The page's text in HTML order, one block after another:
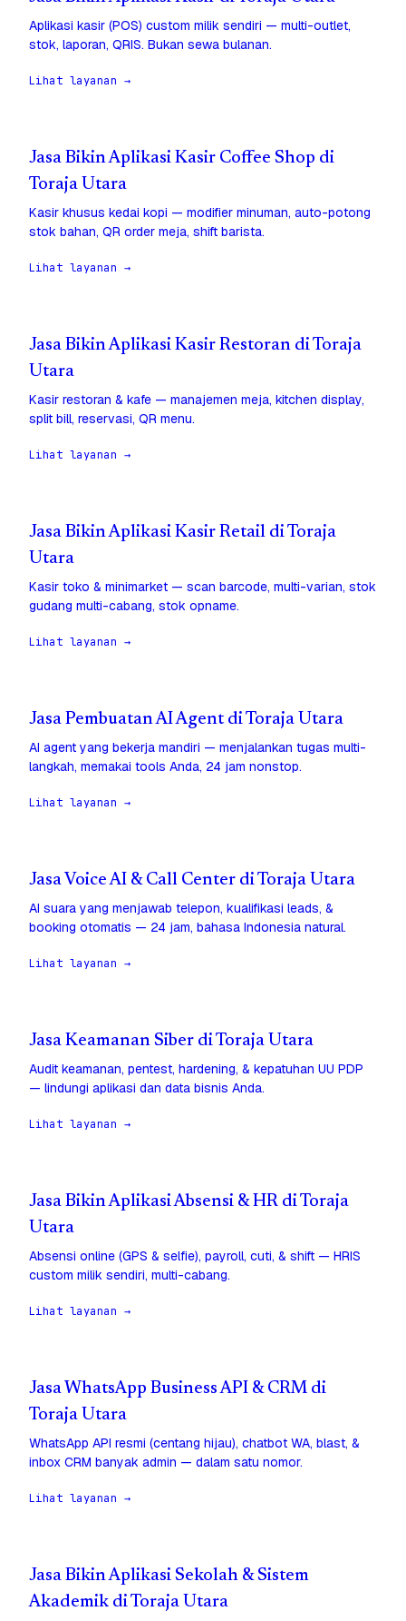
Aplikasi kasir (POS) custom milik sendiri — multi-outlet,
stok, laporan, QRIS. Bukan sewa bulanan.
Lihat layanan →
Jasa Bikin Aplikasi Kasir Coffee Shop di
Toraja Utara
Kasir khusus kedai kopi — modifier minuman, auto-potong
stok bahan, QR order meja, shift barista.
Lihat layanan →
Jasa Bikin Aplikasi Kasir Restoran di Toraja
Utara
Kasir restoran & kafe — manajemen meja, kitchen display,
split bill, reservasi, QR menu.
Lihat layanan →
Jasa Bikin Aplikasi Kasir Retail di Toraja
Utara
Kasir toko & minimarket — scan barcode, multi-varian, stok
gudang multi-cabang, stok opname.
Lihat layanan →
Jasa Pembuatan AI Agent di Toraja Utara
AI agent yang bekerja mandiri — menjalankan tugas multi-
langkah, memakai tools Anda, 24 jam nonstop.
Lihat layanan →
Jasa Voice AI & Call Center di Toraja Utara
AI suara yang menjawab telepon, kualifikasi leads, &
booking otomatis — 24 jam, bahasa Indonesia natural.
Lihat layanan →
Jasa Keamanan Siber di Toraja Utara
Audit keamanan, pentest, hardening, & kepatuhan UU PDP
— lindungi aplikasi dan data bisnis Anda.
Lihat layanan →
Jasa Bikin Aplikasi Absensi & HR di Toraja
Utara
Absensi online (GPS & selfie), payroll, cuti, & shift — HRIS
custom milik sendiri, multi-cabang.
Lihat layanan →
Jasa WhatsApp Business API & CRM di
Toraja Utara
WhatsApp API resmi (centang hijau), chatbot WA, blast, &
inbox CRM banyak admin — dalam satu nomor.
Lihat layanan →
Jasa Bikin Aplikasi Sekolah & Sistem
Akademik di Toraja Utara